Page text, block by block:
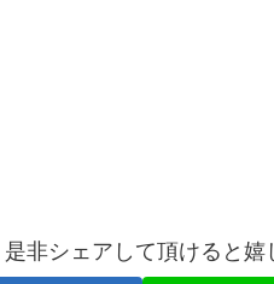
非シェアして頂けると嬉